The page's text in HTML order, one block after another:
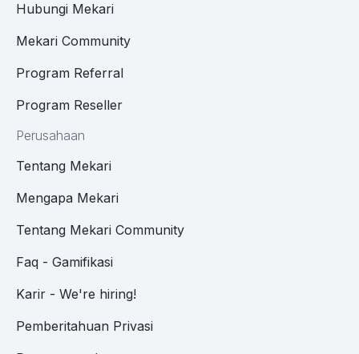
Hubungi Mekari
Mekari Community
Program Referral
Program Reseller
Perusahaan
Tentang Mekari
Mengapa Mekari
Tentang Mekari Community
Faq - Gamifikasi
Karir - We're hiring!
Pemberitahuan Privasi